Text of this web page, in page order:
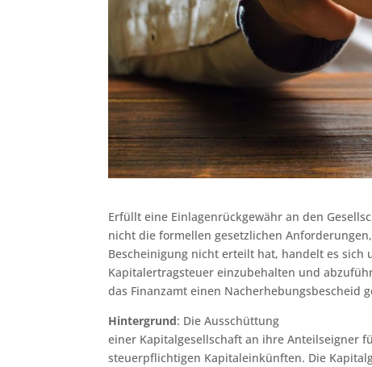
Erfüllt eine Einlagenrückgewähr an den
nicht die formellen gesetzlichen
Bescheinigung nicht erteilt hat, handelt es sich
Kapitalertragsteuer einzubehalten und
das Finanzamt einen Nacherhebungsbescheid
Hintergrund: Die Ausschüttung
einer Kapitalgesellschaft an ihre Anteilseigner
steuerpflichtigen Kapitaleinkünften. Die